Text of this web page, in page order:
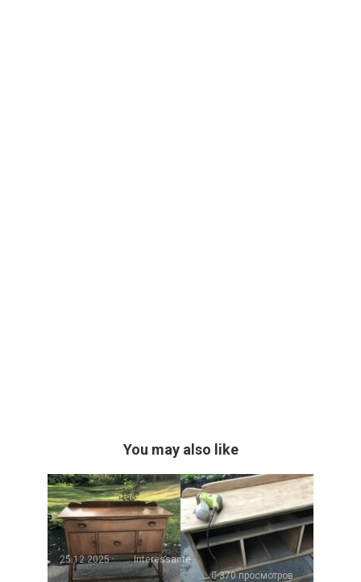
You may also like
25.12.2025
Interessante
370 просмотров